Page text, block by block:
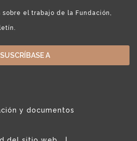
el trabajo de la Fundación,
SUSCRÍBASE A
y documentos